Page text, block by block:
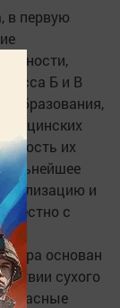
в первую
Б и В
образования,
их
утилизацию и
с
основан
сухого
опасные